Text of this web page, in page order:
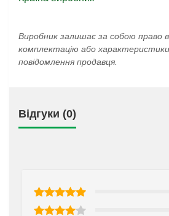
Виробник залишає за собою право
комплектацію або характеристики
повідомлення продавця.
Відгуки (0)